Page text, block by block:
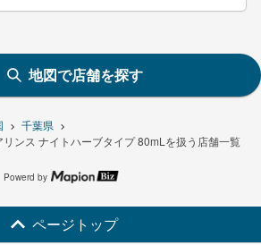
千葉県
ンス ナイトハーブタイプ 80mLを扱う店舗一覧
地図で店舗を探す
Powerd by
ページトップ